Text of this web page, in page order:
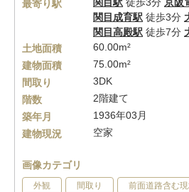
最寄り駅
関目成育駅 徒歩3分
関目高殿駅 徒歩7分
土地面積
60.00m²
建物面積
75.00m²
間取り
3DK
階数
2階建て
築年月
1936年03月
建物現況
空家
画像カテゴリ
外観 間取り 前面道路含む